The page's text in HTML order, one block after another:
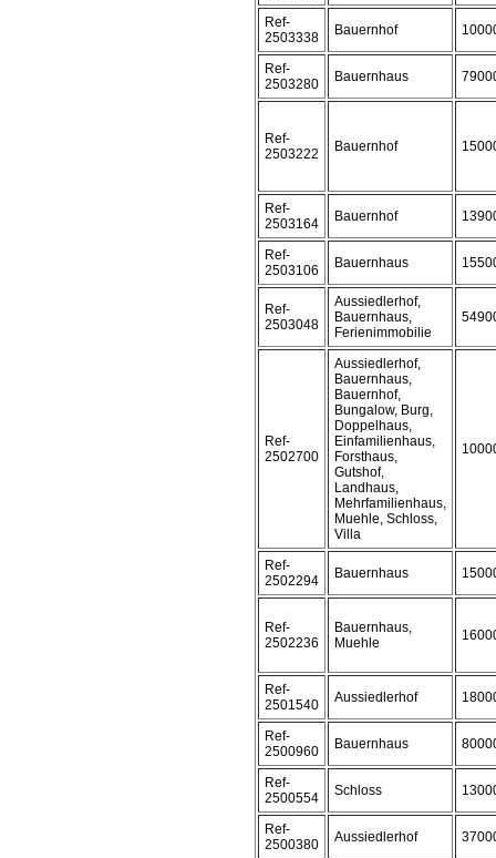
Ref-
2503338
Bauernhof
Ref-
2503280
Bauernhaus
Ref-
2503222
Bauernhof
Ref-
2503164
Bauernhof
Ref-
2503106
Bauernhaus
Ref-
2503048
Aussiedlerhof,
Bauernhaus,
Ferienimmobilie
Ref-
2502700
Aussiedlerhof,
Bauernhaus,
Bauernhof,
Bungalow, Burg,
Doppelhaus,
Einfamilienhaus,
Forsthaus,
Gutshof,
Landhaus,
Mehrfamilienhaus,
Muehle, Schloss,
Villa
Ref-
2502294
Bauernhaus
Ref-
2502236
Bauernhaus,
Muehle
Ref-
2501540
Aussiedlerhof
Ref-
2500960
Bauernhaus
Ref-
2500554
Schloss
Ref-
2500380
Aussiedlerhof